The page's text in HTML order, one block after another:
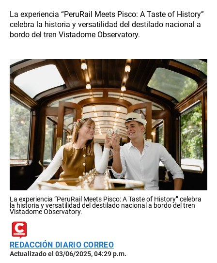
La experiencia “PeruRail Meets Pisco: A Taste of History”
celebra la historia y versatilidad del destilado nacional a
bordo del tren Vistadome Observatory.
La experiencia “PeruRail Meets Pisco: A Taste of History” celebra
la historia y versatilidad del destilado nacional a bordo del tren
Vistadome Observatory.
REDACCIÓN DIARIO CORREO
Actualizado el 03/06/2025, 04:29 p.m.